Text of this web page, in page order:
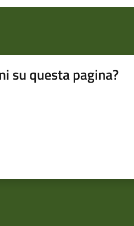
su questa pagina?